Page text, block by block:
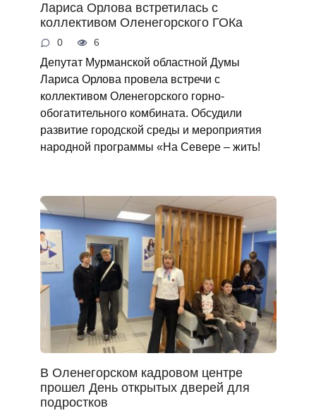
Лариса Орлова встретилась с
коллективом Оленегорского ГОКа
0 6
Депутат Мурманской областной Думы
Лариса Орлова провела встречи с
коллективом Оленегорского горно-
обогатительного комбината. Обсудили
развитие городской среды и мероприятия
народной программы «На Севере – жить!
В Оленегорском кадровом центре
прошел День открытых дверей для
подростков